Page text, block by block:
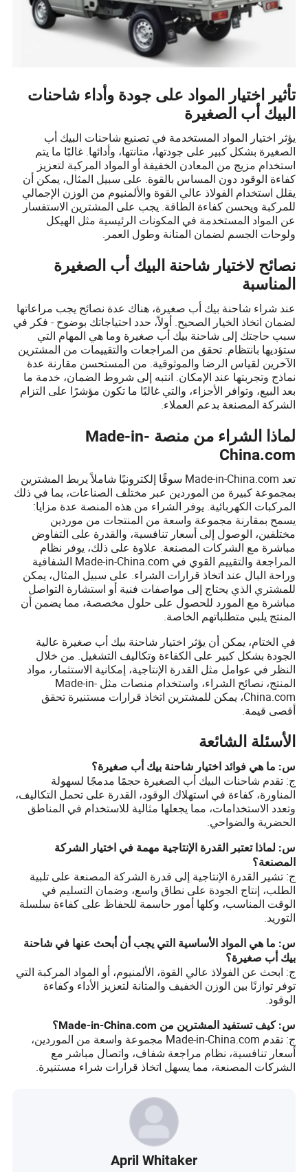
تأثير اختيار المواد على جودة وأداء شاحنات
البيك أب الصغيرة
يؤثر اختيار المواد المستخدمة في تصنيع شاحنات البيك أب
الصغيرة بشكل كبير على جودتها، متانتها، وأدائها. غالبًا ما يتم
استخدام مزيج من المعادن الخفيفة أو المواد المركبة لتعزيز
كفاءة الوقود دون المساس بالقوة. على سبيل المثال، يمكن أن
يقلل استخدام الفولاذ عالي القوة والألمنيوم من الوزن الإجمالي
للمركبة ويحسن كفاءة الطاقة. يجب على المشترين الاستفسار
عن المواد المستخدمة في المكونات الرئيسية مثل الهيكل
ولوحات الجسم لضمان المتانة وطول العمر.
نصائح لاختيار شاحنة البيك أب الصغيرة
المناسبة
عند شراء شاحنة بيك أب صغيرة، هناك عدة نصائح يجب مراعاتها
لضمان اتخاذ الخيار الصحيح. أولاً، حدد احتياجاتك بوضوح - فكر في
سبب حاجتك إلى شاحنة بيك أب صغيرة وما هي المهام التي
ستؤديها بانتظام. تحقق من المراجعات والتقييمات من المشترين
الآخرين لقياس الرضا والموثوقية. من المستحسن مقارنة عدة
نماذج وتجربتها عند الإمكان. انتبه إلى شروط الضمان، خدمة ما
بعد البيع، وتوافر الأجزاء، والتي غالبًا ما تكون مؤشرًا على التزام
الشركة المصنعة بدعم العملاء.
لماذا الشراء من منصة Made-in-
China.com
تعد Made-in-China.com سوقًا إلكترونيًا شاملاً يربط المشترين
بمجموعة كبيرة من الموردين عبر مختلف الصناعات، بما في ذلك
المركبات الكهربائية. يوفر الشراء من هذه المنصة عدة مزايا:
يسمح بمقارنة مجموعة واسعة من المنتجات من موردين
مختلفين، الوصول إلى أسعار تنافسية، والقدرة على التفاوض
مباشرة مع الشركات المصنعة. علاوة على ذلك، يوفر نظام
المراجعة والتقييم القوي في Made-in-China.com الشفافية
وراحة البال عند اتخاذ قرارات الشراء. على سبيل المثال، يمكن
للمشتري الذي يحتاج إلى مواصفات فنية أو استشارة التواصل
مباشرة مع المورد للحصول على حلول مخصصة، مما يضمن أن
المنتج يلبي متطلباتهم الخاصة.
في الختام، يمكن أن يؤثر اختيار شاحنة بيك أب صغيرة عالية
الجودة بشكل كبير على الكفاءة وتكاليف التشغيل. من خلال
النظر في عوامل مثل القدرة الإنتاجية، إمكانية الاستثمار، مواد
المنتج، نصائح الشراء، واستخدام منصات مثل Made-in-
China.com، يمكن للمشترين اتخاذ قرارات مستنيرة تحقق
أقصى قيمة.
الأسئلة الشائعة
س: ما هي فوائد اختيار شاحنة بيك أب صغيرة؟
ج: تقدم شاحنات البيك أب الصغيرة حجمًا مدمجًا لسهولة
المناورة، كفاءة في استهلاك الوقود، القدرة على تحمل التكاليف،
وتعدد الاستخدامات، مما يجعلها مثالية للاستخدام في المناطق
الحضرية والضواحي.
س: لماذا تعتبر القدرة الإنتاجية مهمة في اختيار الشركة
المصنعة؟
ج: تشير القدرة الإنتاجية إلى قدرة الشركة المصنعة على تلبية
الطلب، إنتاج الجودة على نطاق واسع، وضمان التسليم في
الوقت المناسب، وكلها أمور حاسمة للحفاظ على كفاءة سلسلة
التوريد.
س: ما هي المواد الأساسية التي يجب أن أبحث عنها في شاحنة
بيك أب صغيرة؟
ج: ابحث عن الفولاذ عالي القوة، الألمنيوم، أو المواد المركبة التي
توفر توازنًا بين الوزن الخفيف والمتانة لتعزيز الأداء وكفاءة
الوقود.
س: كيف تستفيد المشترين من Made-in-China.com؟
ج: تقدم Made-in-China.com مجموعة واسعة من الموردين،
أسعار تنافسية، نظام مراجعة شفاف، واتصال مباشر مع
الشركات المصنعة، مما يسهل اتخاذ قرارات شراء مستنيرة.
April Whitaker